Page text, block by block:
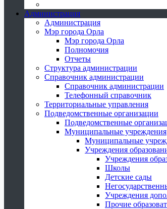
Администрация
Администрация
Мэр города Орла
Мэр города Орла
Полномочия
Отчеты
Структура администрации
Справочник администрации
Справочник администрации
Телефонный справочник
Территориальные управления
Подведомственные организации
Подведомственные
Муниципальные учреждения
Муниципальные
Учреждения
Учреждения
Школы
Детские сады
Учреждения
Прочие